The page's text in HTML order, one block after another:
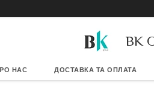
BK
НАС ДОСТАВКА ТА ОПЛАТА